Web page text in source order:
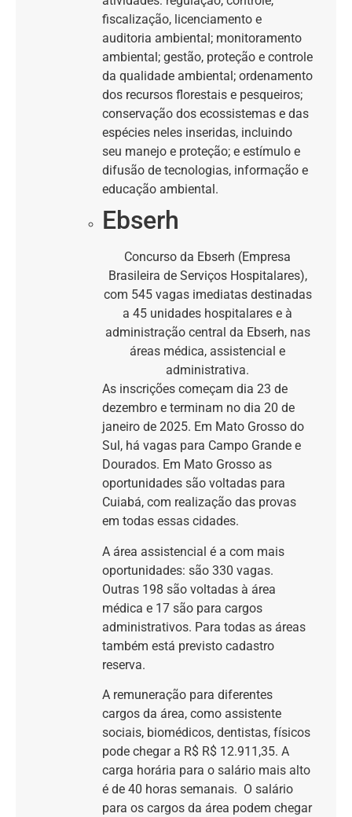
fiscalização, licenciamento e
auditoria ambiental; monitoramento
ambiental; gestão, proteção e controle
da qualidade ambiental; ordenamento
dos recursos florestais e pesqueiros;
conservação dos ecossistemas e das
espécies neles inseridas, incluindo
seu manejo e proteção; e estímulo e
difusão de tecnologias, informação e
educação ambiental.
Ebserh
Concurso da Ebserh (Empresa
Brasileira de Serviços Hospitalares),
com 545 vagas imediatas destinadas
a 45 unidades hospitalares e à
administração central da Ebserh, nas
áreas médica, assistencial e
administrativa.
As inscrições começam dia 23 de
dezembro e terminam no dia 20 de
janeiro de 2025. Em Mato Grosso do
Sul, há vagas para Campo Grande e
Dourados. Em Mato Grosso as
oportunidades são voltadas para
Cuiabá, com realização das provas
em todas essas cidades.
A área assistencial é a com mais
oportunidades: são 330 vagas.
Outras 198 são voltadas à área
médica e 17 são para cargos
administrativos. Para todas as áreas
também está previsto cadastro
reserva.
A remuneração para diferentes
cargos da área, como assistente
sociais, biomédicos, dentistas, físicos
pode chegar a R$ R$ 12.911,35. A
carga horária para o salário mais alto
é de 40 horas semanais. O salário
para os cargos da área podem chegar